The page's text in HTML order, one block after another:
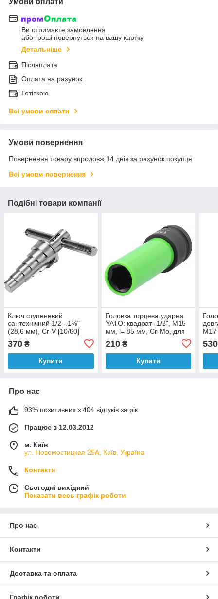
Ви отримаєте замовлення
або гроші повернуться на вашу картку
Детальніше
Післяплата
Оплата на рахунок
Готівкою
Всі умови оплати
Умови повернення
Повернення товару впродовж 14 днів за рахунок покупця
Всі умови повернення
Подібні товари компанії
Ключ ступеневий
сантехнічний 1/2 - 1⅛"
(28,6 мм), Cr-V [10/60]
370 ₴
Купити
Головка торцева ударна
YATO: квадрат- 1/2", М15
мм, l= 85 мм, Cr-Mo, для
алюмінієвих дисків [5/80]
210₴
Купити
М17
530
Про нас
93% позитивних з 404 відгуків за рік
Працює з 12.03.2012
м. Київ
ул. Новомостицкая 25А, Київ, Україна
Контакти
Сьогодні вихідний
Показати весь графік роботи
Про нас
Контакти
Доставка та оплата
Графік роботи